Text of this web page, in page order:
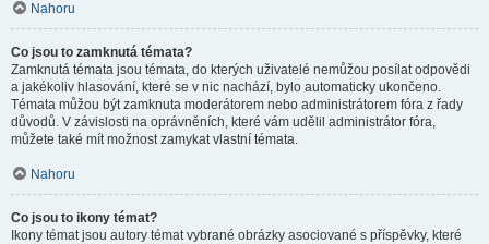
Nahoru
Co jsou to zamknutá témata?
Zamknutá témata jsou témata, do kterých uživatelé nemůžou posílat odpovědi
a jakékoliv hlasování, které se v nic nachází, bylo automaticky ukončeno.
Témata můžou být zamknuta moderátorem nebo administrátorem fóra z řady
důvodů. V závislosti na oprávněních, které vám udělil administrátor fóra,
můžete také mít možnost zamykat vlastní témata.
Nahoru
Co jsou to ikony témat?
Ikony témat jsou autory témat vybrané obrázky asociované s příspěvky, které